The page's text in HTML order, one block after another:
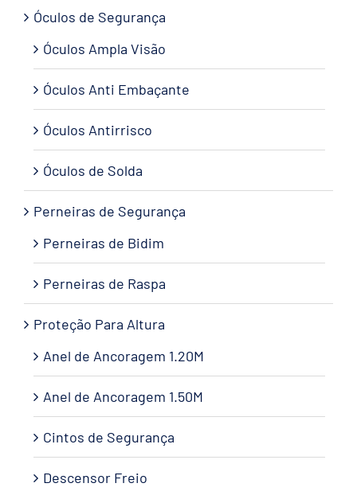
Óculos de Segurança
Óculos Ampla Visão
Óculos Anti Embaçante
Óculos Antirrisco
Óculos de Solda
Perneiras de Segurança
Perneiras de Bidim
Perneiras de Raspa
Proteção Para Altura
Anel de Ancoragem 1.20M
Anel de Ancoragem 1.50M
Cintos de Segurança
Descensor Freio